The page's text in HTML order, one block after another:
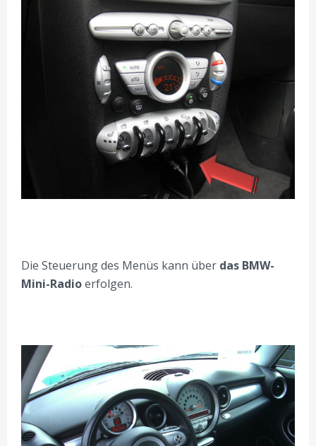
Die Steuerung des Menüs kann über das BMW-
Mini-Radioerfolgen.